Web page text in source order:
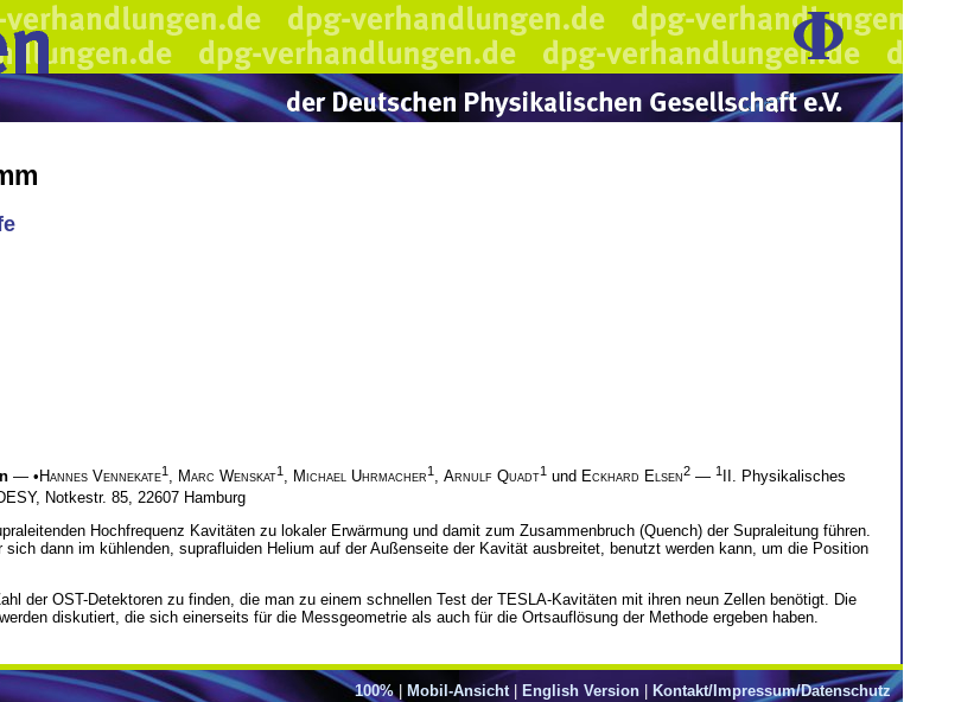
— • Hannes Vennekate1 Marc Wenskat1 Michael Uhrmacher1 Arnulf Quadt1 und Eckhard Elsen2 — 1
II. Physikalisches
Notkestr. 85, 22607 Hamburg
Hochfrequenz Kavitäten zu lokaler Erwärmung und damit zum Zusammenbruch (Quench) der Supraleitung führen.
dann im kühlenden, suprafluiden Helium auf der Außenseite der Kavität ausbreitet, benutzt werden kann, um die Position
der OST-Detektoren zu finden, die man zu einem schnellen Test der TESLA-Kavitäten mit ihren neun Zellen benötigt. Die
diskutiert, die sich einerseits für die Messgeometrie als auch für die Ortsauflösung der Methode ergeben haben.
100%| Mobil-Ansicht| English Version Kontakt/Impressum/Datenschutz